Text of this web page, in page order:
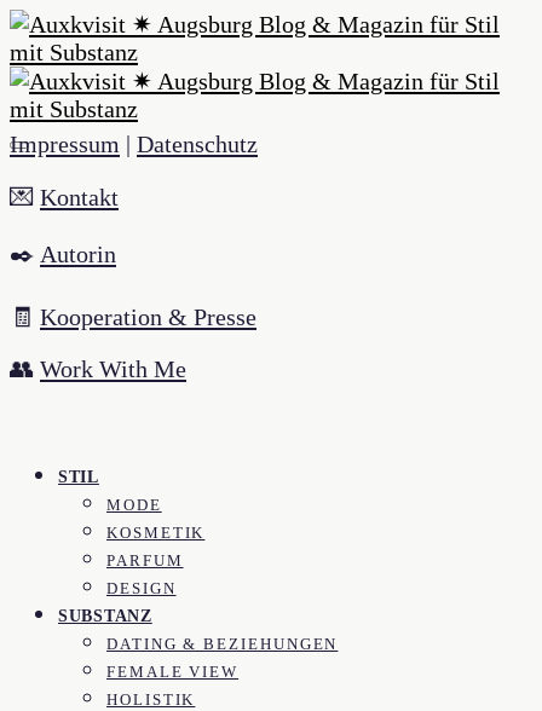
Impressum | Datenschutz
💌 Kontakt
✒️ Autorin
🧾 Kooperation & Presse
👥 Work With Me
STIL
MODE
KOSMETIK
PARFUM
DESIGN
SUBSTANZ
DATING & BEZIEHUNGEN
FEMALE VIEW
HOLISTIK